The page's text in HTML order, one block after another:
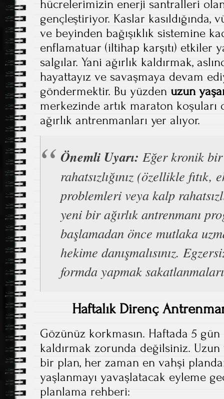
hücrelerimizin enerji santralleri
gençleştiriyor. Kaslar kasıldığında,
ve beyinden bağışıklık sistemine
enflamatuar (iltihap karşıtı) etkiler
salgılar. Yani ağırlık kaldırmak,
hayattayız ve savaşmaya devam
göndermektir. Bu yüzden uzun
merkezinde artık maraton koşuları
ağırlık antrenmanları yer alıyor.
Önemli Uyarı: Eğer kronik bir
rahatsızlığınız (özellikle fıtık,
problemleri veya kalp
yeni bir ağırlık antrenmanı
başlamadan önce mutlaka
hekime danışmalısınız.
formda yapmak
Haftalık Direnç
Gözünüz korkmasın. Haftada 5 gün
kaldırmak zorunda değilsiniz.
bir plan, her zaman en vahşi
yaşlanmayı yavaşlatacak eyleme
planlama rehberi: